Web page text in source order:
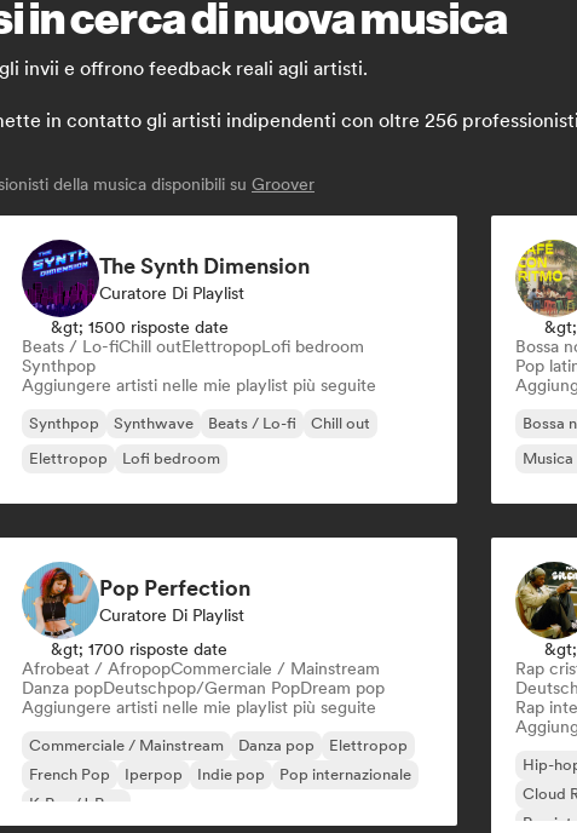
in cerca di nuova musica
invii e offrono feedback reali agli artisti.
in contatto gli artisti indipendenti con oltre 256
della musica disponibili su Groover
The Synth Dimension
Curatore Di Playlist
&gt; 1500 risposte date
Beats / Lo-fiChill outElettropopLofi bedroom
Synthpop
Aggiungere artisti nelle mie playlist più seguite
Synthpop Synthwave Beats / Lo-fi
Chill out
Elettropop
Lofi bedroom
Bossa
Pop
Bossa
Musica
Pop Perfection
Curatore Di Playlist
&gt; 1700 risposte date
Afrobeat / AfropopCommerciale / Mainstream
Danza popDeutschpop/German PopDream pop
Aggiungere artisti nelle mie playlist più seguite
Commerciale / Mainstream Danza pop
Elettropop
French Pop
Iperpop Indie pop
Pop internazionale
K-Pop/J-Pop
Rap
Rap
Hip-
Cloud
Rap